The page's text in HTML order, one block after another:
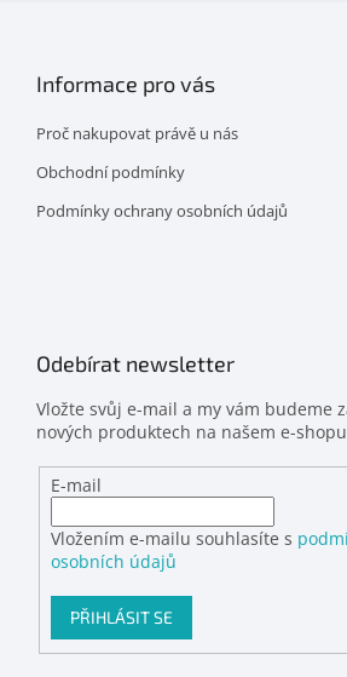
Informace pro vás
Proč nakupovat právě u nás
Obchodní podmínky
Podmínky ochrany osobních údajů
Odebírat newsletter
Vložte svůj e-mail a my vám budeme
nových produktech na našem e-
E-mail
Vložením e-mailu souhlasíte s
osobních údajů
PŘIHLÁSIT SE